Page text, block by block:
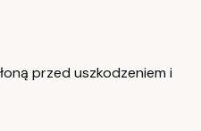
przed uszkodzeniem i